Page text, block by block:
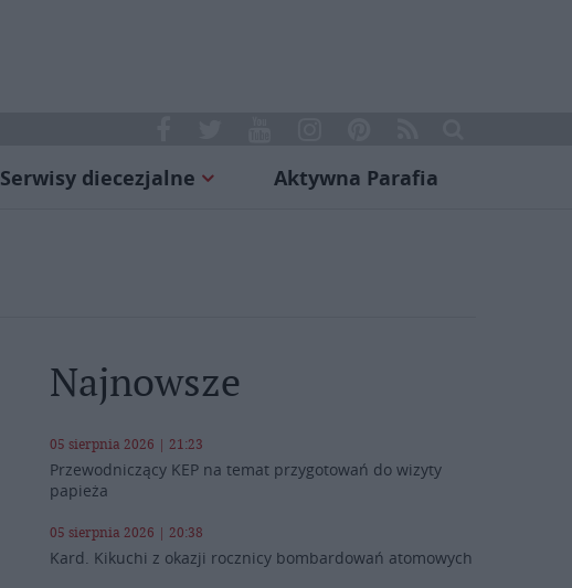
Serwisy diecezjalne Aktywna Parafia
Najnowsze
05 sierpnia 2026 | 21:23
Przewodniczący KEP na temat przygotowań do wizyty
papieża
05 sierpnia 2026 | 20:38
Kard. Kikuchi z okazji rocznicy bombardowań atomowych